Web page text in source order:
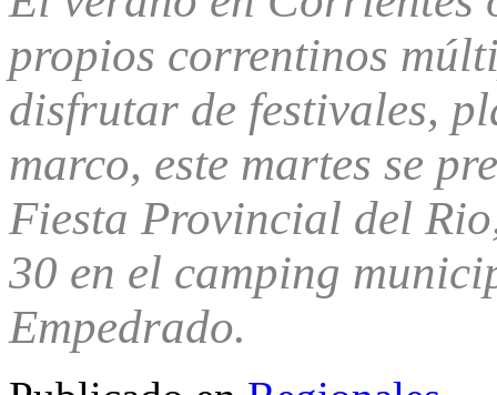
propios correntinos
disfrutar de festivales,
marco, este martes se
Fiesta Provincial del
30 en el camping
Empedrado.